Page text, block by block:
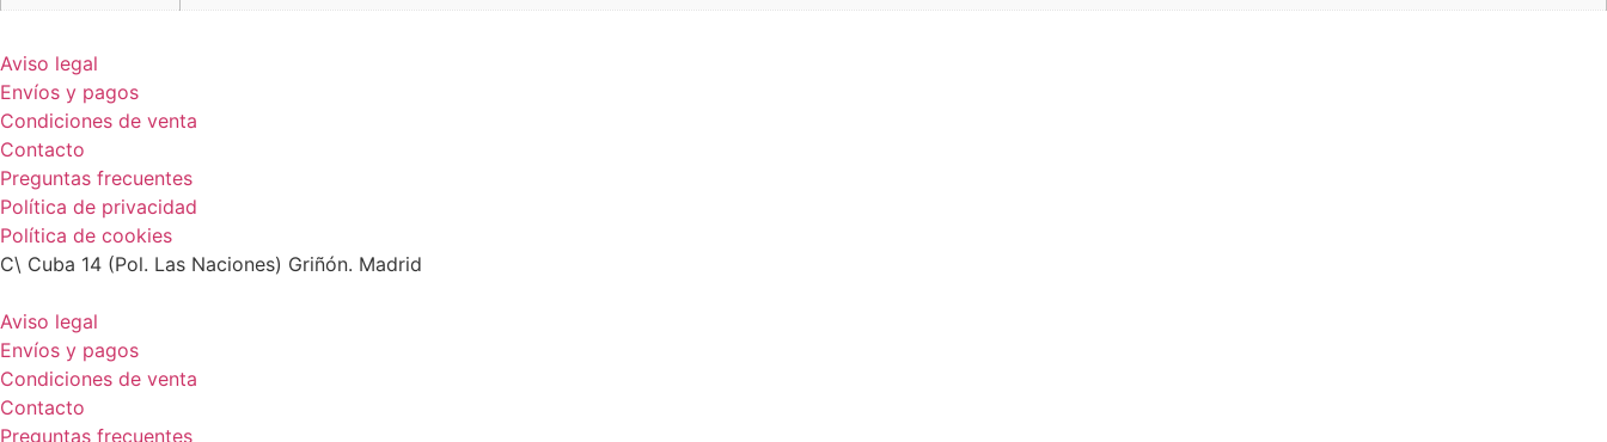
Aviso legal
Envíos y pagos
Condiciones de venta
Contacto
Preguntas frecuentes
Política de privacidad
Política de cookies
C\ Cuba 14 (Pol. Las Naciones) Griñón. Madrid
Aviso legal
Envíos y pagos
Condiciones de venta
Contacto
Preguntas frecuentes